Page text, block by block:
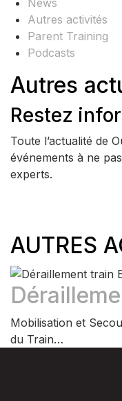
News
Autres activités
Parent Training
Podcasts
Autres
Restez
Toute l’actualité de
événements à ne
experts.
AUTRES
Mobilisation et
du Train…